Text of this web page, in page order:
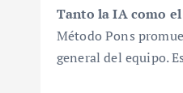
Tanto la IA como
Método Pons
general del equipo.